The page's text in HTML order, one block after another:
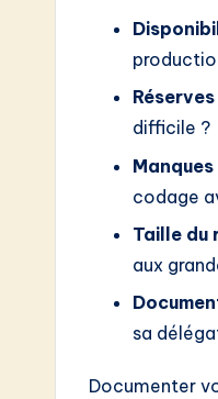
difficile ?
codage
Taille du
aux
sa
Documenter